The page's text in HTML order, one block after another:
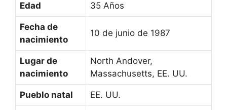
Edad 35 Años
Fecha de
nacimiento
10 de junio de 1987
Lugar de
nacimiento
North Andover,
Massachusetts, EE. UU.
Pueblo natal EE. UU.